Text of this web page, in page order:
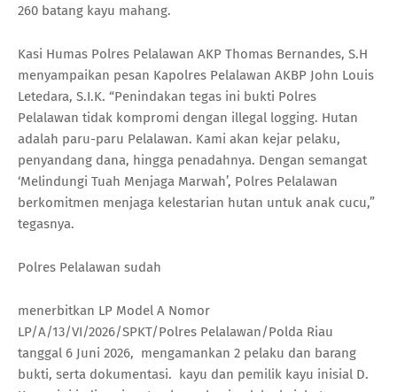
260 batang kayu mahang.
Kasi Humas Polres Pelalawan AKP Thomas Bernandes, S.H
menyampaikan pesan Kapolres Pelalawan AKBP John Louis
Letedara, S.I.K. “Penindakan tegas ini bukti Polres
Pelalawan tidak kompromi dengan illegal logging. Hutan
adalah paru-paru Pelalawan. Kami akan kejar pelaku,
penyandang dana, hingga penadahnya. Dengan semangat
‘Melindungi Tuah Menjaga Marwah’, Polres Pelalawan
berkomitmen menjaga kelestarian hutan untuk anak cucu,”
tegasnya.
Polres Pelalawan sudah
menerbitkan LP Model A Nomor
LP/A/13/VI/2026/SPKT/Polres Pelalawan/Polda Riau
tanggal 6 Juni 2026, mengamankan 2 pelaku dan barang
bukti, serta dokumentasi. kayu dan pemilik kayu inisial D.